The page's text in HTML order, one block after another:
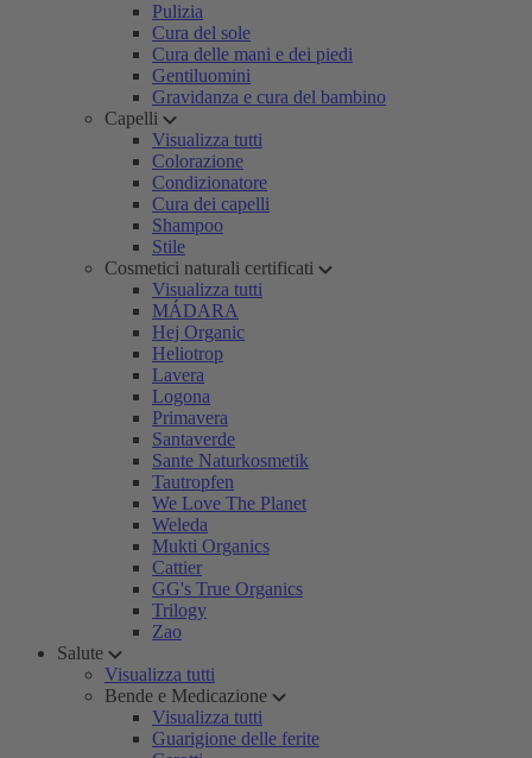
Pulizia
Cura del sole
Cura delle mani e dei piedi
Gentiluomini
Gravidanza e cura del bambino
Capelli
Visualizza tutti
Colorazione
Condizionatore
Cura dei capelli
Shampoo
Stile
Cosmetici naturali certificati
Visualizza tutti
MÁDARA
Hej Organic
Heliotrop
Lavera
Logona
Primavera
Santaverde
Sante Naturkosmetik
Tautropfen
We Love The Planet
Weleda
Mukti Organics
Cattier
GG's True Organics
Trilogy
Zao
Salute
Visualizza tutti
Bende e Medicazione
Visualizza tutti
Guarigione delle ferite